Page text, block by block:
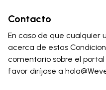
Contacto
En caso de que cualquier
acerca de estas
comentario sobre el
favor diríjase a